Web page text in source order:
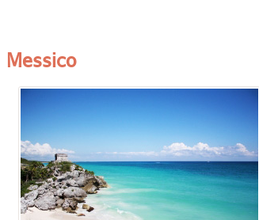
Messico